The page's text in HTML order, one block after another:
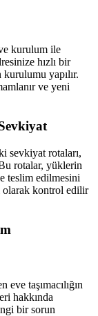
kurulum ile
hızlı bir
yapılır.
ve yeni
sevkiyat rotaları,
rotalar, yüklerin
teslim edilmesini
olarak kontrol edilir
taşımacılığın
hakkında
bir sorun